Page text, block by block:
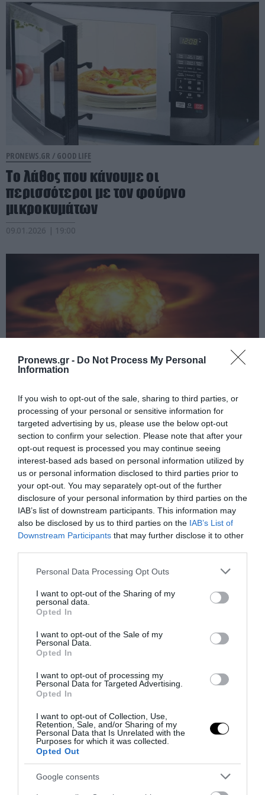
Pronews.gr - Do Not Process My Personal
Information
If you wish to opt-out of the sale, sharing to third parties, or
processing of your personal or sensitive information for
targeted advertising by us, please use the below opt-out
section to confirm your selection. Please note that after your
opt-out request is processed you may continue seeing
interest-based ads based on personal information utilized by
us or personal information disclosed to third parties prior to
your opt-out. You may separately opt-out of the further
disclosure of your personal information by third parties on the
IAB’s list of downstream participants. This information may
also be disclosed by us to third parties on the IAB’s List of
Downstream Participants that may further disclose it to other
Please note that this website/app uses one or more Google
not limited to your visit or usage behaviour. You may click to
grant or deny consent to Google and its third-party tags to
use your data for below specified purposes in below Google
consent section.
Personal Data Processing Opt Outs
I want to opt-out of the Sharing of my
personal data.
Opted In
I want to opt-out of the Sale of my
Personal Data.
Opted In
I want to opt-out of processing my
Personal Data for Targeted Advertising.
Opted In
I want to opt-out of Collection, Use,
Retention, Sale, and/or Sharing of my
Personal Data that Is Unrelated with the
Purposes for which it was collected.
Opted Out
Google consents
PRONEWS.GR / GOOD LIFE
Το λάθος που κάνουμε οι
περισσότεροι με τον φούρνο
μικροκυμάτων
09.01.2026 | 19:00
PRONEWS.GR /ΙΣΤΟΡΙΑ
Όταν οι προφητείες αποτυγχάνουν:
12+1 απίστευτες προβλέψεις που
αποδείχτηκαν εντελώς λάθος
17.11.2025 | 16:15
PRONEWS.GR /ΙΣΤΟΡΙΑ
Η ιστορία της γυναίκας που
ανακάλυψε το… blanco – Η
γραμματέας που έγινε πλούσια
διορθώνοντας λάθη
20.10.2025 | 14:45